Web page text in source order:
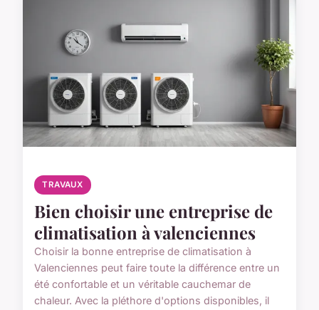
TRAVAUX
Bien choisir une entreprise de
climatisation à valenciennes
Choisir la bonne entreprise de climatisation à
Valenciennes peut faire toute la différence entre un
été confortable et un véritable cauchemar de
chaleur. Avec la pléthore d'options disponibles, il